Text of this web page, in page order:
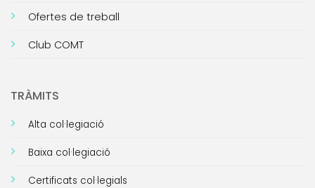
Ofertes de treball
Club COMT
TRÀMITS
Alta col·legiació
Baixa col·legiació
Certificats col·legials